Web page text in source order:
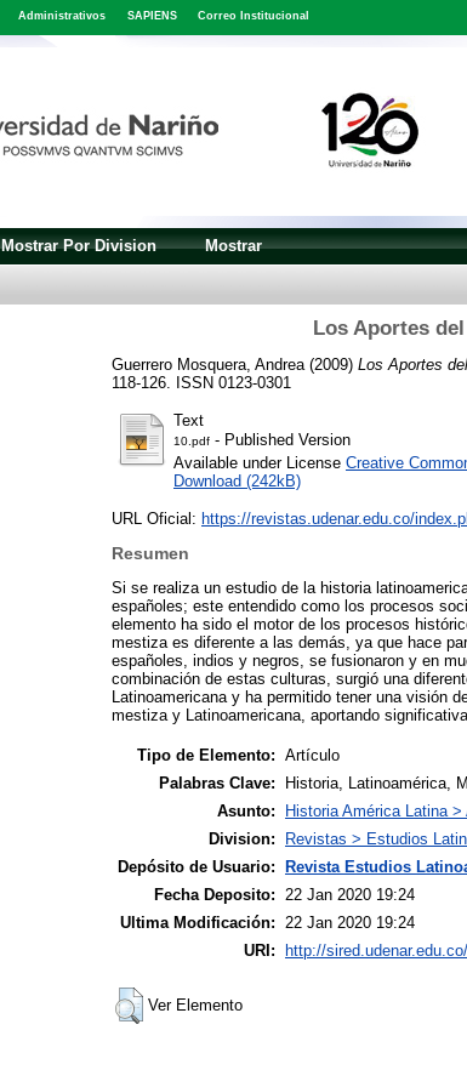
Administrativos SAPIENS Correo Institucional
Mostrar Por Division Mostrar
Los Aportes
Guerrero Mosquera, Andrea(2009) Los Aportes
118-126. ISSN 0123-0301
Text
10.pdf - Published Version
Available under License Creative
Download (242kB)
URL Oficial: https://revistas.udenar.edu.co/
Resumen
Si se realiza un estudio de la historia
españoles; este entendido como los procesos
elemento ha sido el motor de los procesos
mestiza es diferente a las demás, ya que hace
españoles, indios y negros, se fusionaron y en
combinación de estas culturas, surgió una
Latinoamericana y ha permitido tener una visión
mestiza y Latinoamericana, aportando
Tipo de Elemento: Artículo
Palabras Clave:
Historia, Latinoamérica,
Asunto:
Historia América Latina
Division:
Revistas > Estudios
Depósito de Usuario: Revista Estudios
Fecha Deposito:
22 Jan 2020 19:24
Ultima Modificación:
22 Jan 2020 19:24
URI: http://
Ver Elemento